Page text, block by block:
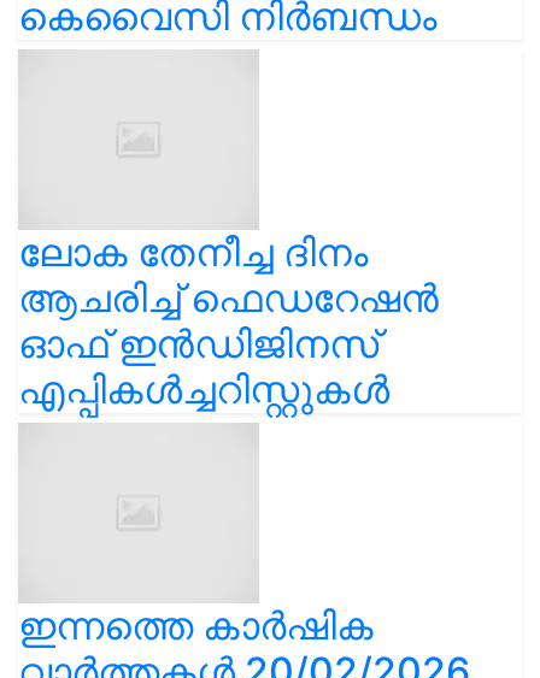
കെവൈസി നിർബന്ധം
ലോക തേനീച്ച ദിനം
ആചരിച്ച് ഫെഡറേഷൻ
ഓഫ് ഇൻഡിജിനസ്
എപ്പികൾച്ചറിസ്റ്റുകൾ
ഇന്നത്തെ കാർഷിക